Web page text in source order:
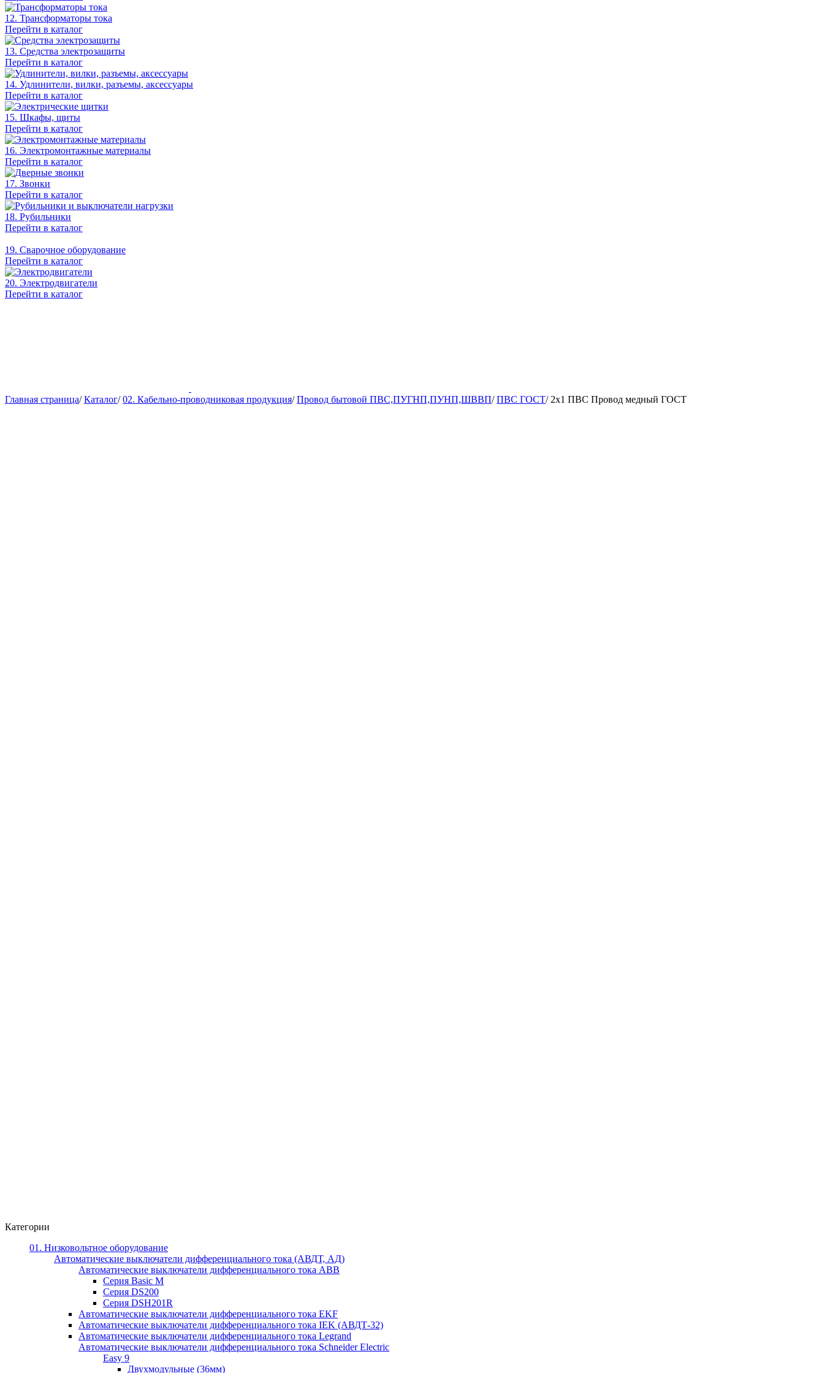
12. Трансформаторы тока
Перейти в каталог
13. Средства электрозащиты
Перейти в каталог
14. Удлинители, вилки, разъемы, аксессуары
Перейти в каталог
15. Шкафы, щиты
Перейти в каталог
16. Электромонтажные материалы
Перейти в каталог
17. Звонки
Перейти в каталог
18. Рубильники
Перейти в каталог
19. Сварочное оборудование
Перейти в каталог
20. Электродвигатели
Перейти в каталог
Главная страница/ Каталог/ 02. Кабельно-проводниковая продукция/ Провод бытовой ПВС,ПУГНП,ПУНП,ШВВП/ ПВС ГОСТ/ 2х1 ПВС Провод медный ГОСТ
Категории
01. Низковольтное оборудование
Автоматические выключатели дифференциального тока (АВДТ, АД)
Автоматические выключатели дифференциального тока ABB
Серия Basic M
Серия DS200
Серия DSH201R
Автоматические выключатели дифференциального тока EKF
Автоматические выключатели дифференциального тока IEK (АВДТ-32)
Автоматические выключатели дифференциального тока Legrand
Автоматические выключатели дифференциального тока Schneider Electric
Easy 9
Двухмодульные (36мм)